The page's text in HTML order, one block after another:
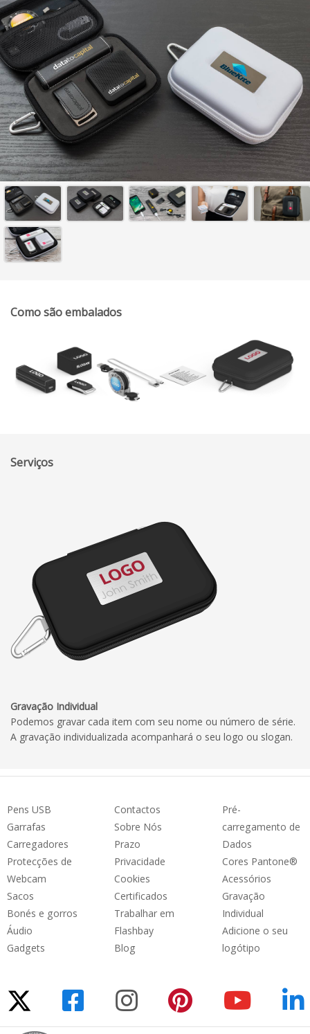
Como são embalados
Serviços
Gravação Individual
Podemos gravar cada item com seu nome ou número de série.
A gravação individualizada acompanhará o seu logo ou slogan.
Pens USB
Garrafas
Carregadores
Protecções de
Webcam
Sacos
Bonés e gorros
Áudio
Gadgets
Contactos
Sobre Nós
Prazo
Privacidade
Cookies
Certificados
Trabalhar em
Flashbay
Blog
Pré-
carregamento de
Dados
Cores Pantone®
Acessórios
Gravação
Individual
Adicione o seu
logótipo